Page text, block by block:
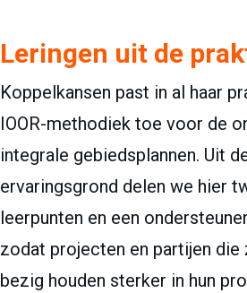
Leringen uit de
Koppelkansen past in al haar
IOOR-methodiek toe voor de
integrale gebiedsplannen. Uit
ervaringsgrond delen we hier
leerpunten en een
zodat projecten en partijen die
bezig houden sterker in hun